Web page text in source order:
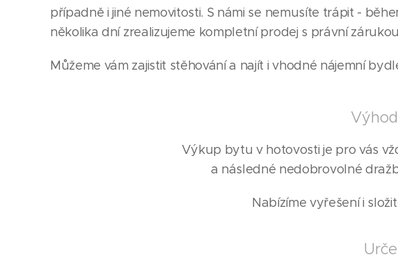
případně i jiné nemovitosti. S námi se nemusíte trápit -
několika dní zrealizujeme kompletní prodej s právní
Můžeme vám zajistit stěhování a najít i vhodné nájemní
Výkup bytu v hotovosti je pro vás
a následné nedobrovolné
Nabízíme vyřešení i